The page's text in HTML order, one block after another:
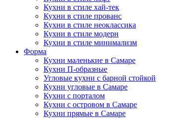
Кухни в стиле хай-тек
Кухни в стиле прованс
Кухни в стиле неоклассика
Кухни в стиле модерн
Кухни в стиле минимализм
Форма
Кухни маленькие в Самаре
Кухни П-образные
Угловые кухни с барной стойкой
Кухни угловые в Самаре
Кухни с порталом
Кухни с островом в Самаре
Кухни прямые в Самаре